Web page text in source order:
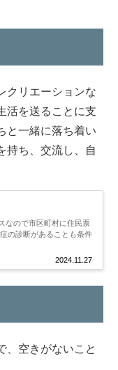
クリエーションな
活を送ることに支
と一緒に落ち着い
持ち、交流し、自
2024.11.27
なので市区町村に住民票
の診断があることも条件
、空きがないこと